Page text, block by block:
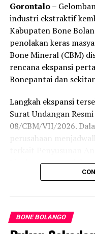
Gorontalo–
industri ekstraktif
Kabupaten Bone
penolakan keras
Bone Mineral (CBM)
rencana ekspansi
Bonepantai dan
Langkah ekspansi
Surat Undangan
08/CBM/VII/2026.
perusahaan
Lingkungan (Amdal)
Kecamatan
Pertambangan (IUP)
Rencana konsultasi
BONE BOLANGO